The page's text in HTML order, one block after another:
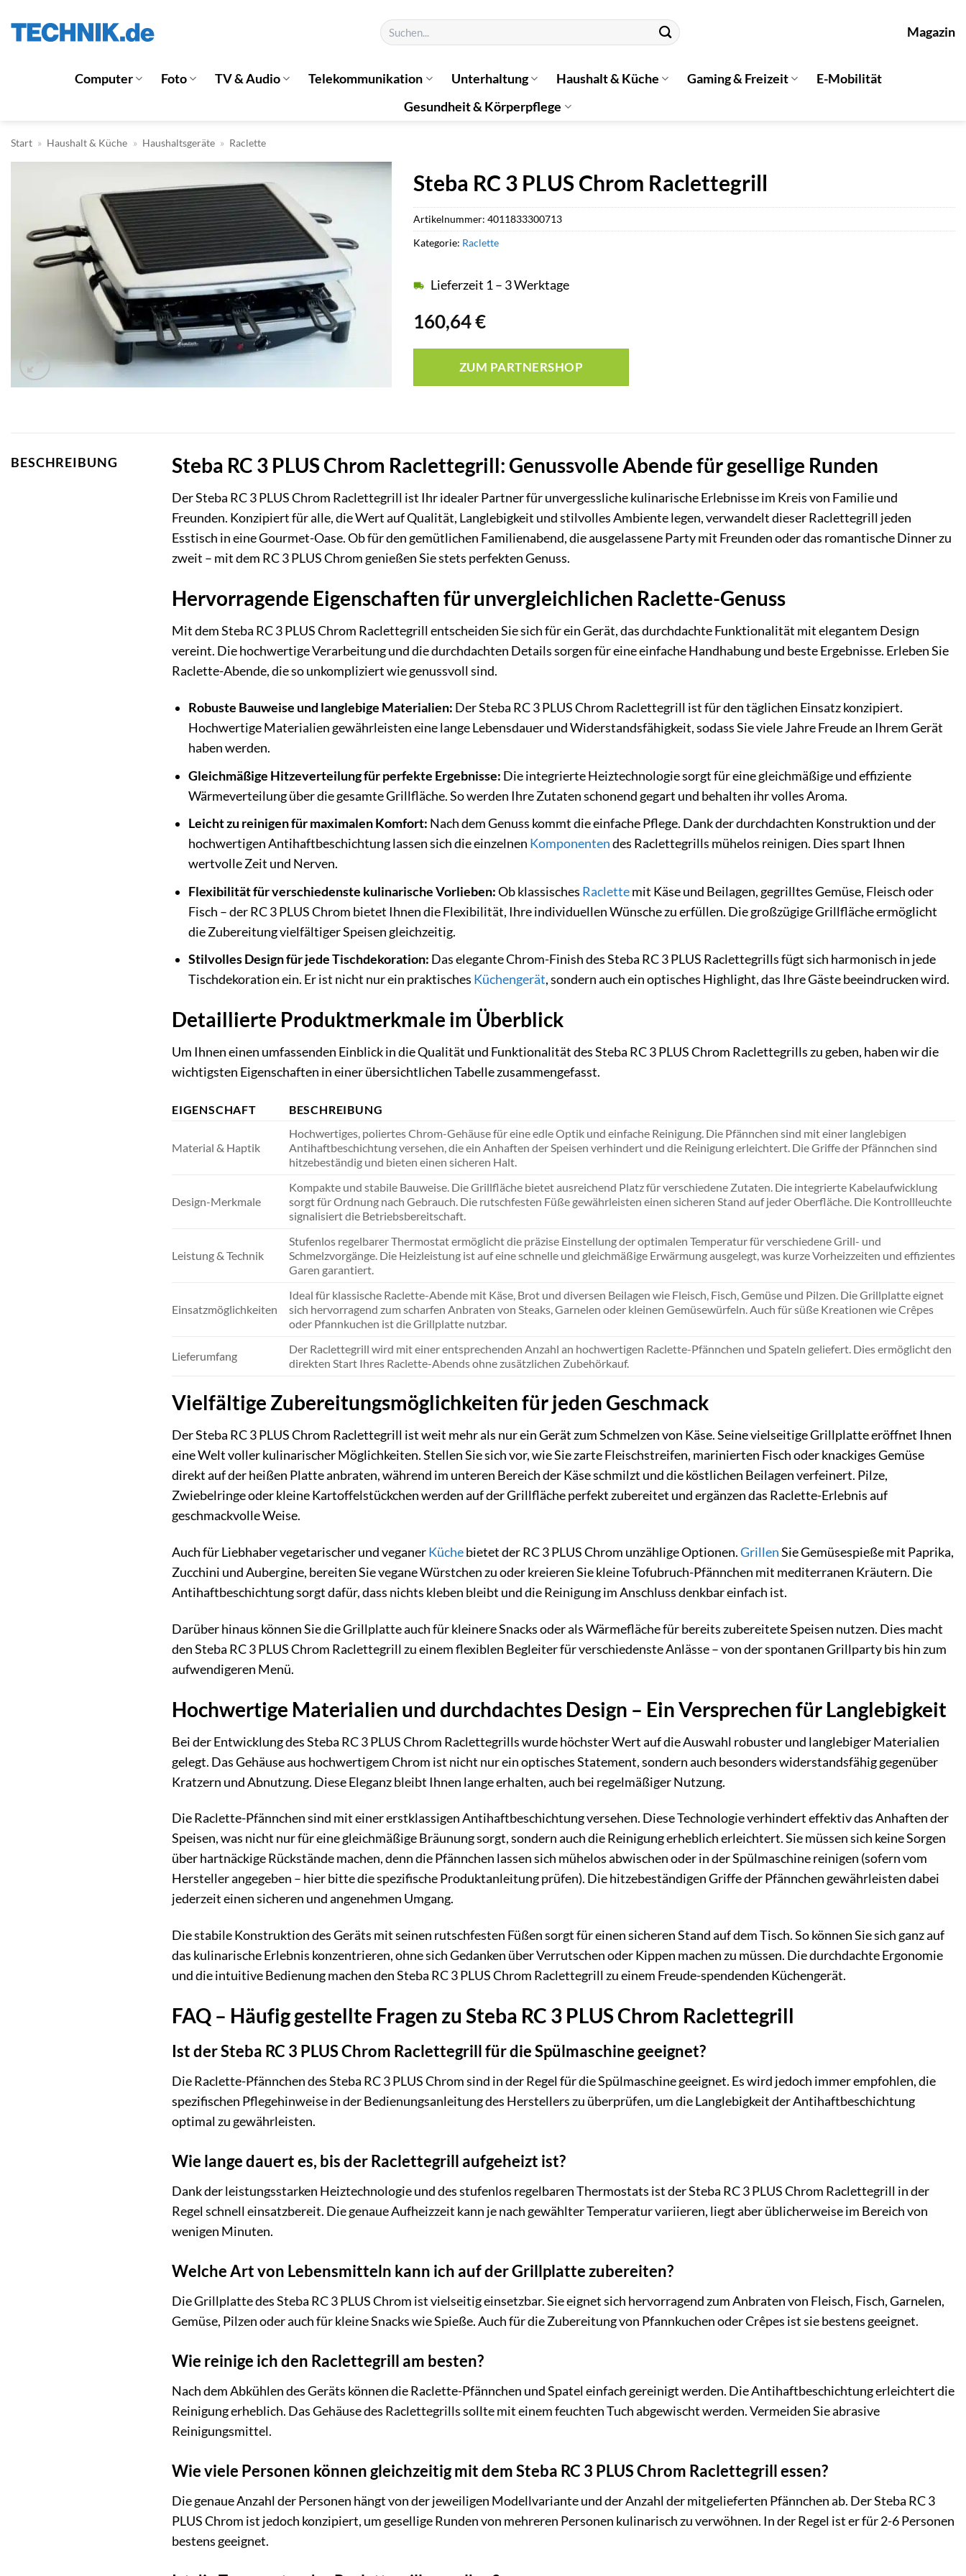
Inhalt
Suchen
nach:
Magazin
Computer Foto TV & Audio Telekommunikation Unterhaltung Haushalt & Küche Gaming & Freizeit
E-Mobilität
Gesundheit & Körperpflege
Start » Haushalt & Küche » Haushaltsgeräte » Raclette
Steba RC 3 PLUS Chrom Raclettegrill
160,64€
Lieferzeit 1 – 3 Werktage
ZUM PARTNERSHOP
Artikelnummer: 4011833300713
Kategorie: Raclette
BESCHREIBUNG Steba RC 3 PLUS Chrom Raclettegrill: Genussvolle Abende für gesellige Runden
Der Steba RC 3 PLUS Chrom Raclettegrill ist Ihr idealer Partner für unvergessliche kulinarische Erlebnisse im Kreis von Familie und
Freunden. Konzipiert für alle, die Wert auf Qualität, Langlebigkeit und stilvolles Ambiente legen, verwandelt dieser Raclettegrill jeden
Esstisch in eine Gourmet-Oase. Ob für den gemütlichen Familienabend, die ausgelassene Party mit Freunden oder das romantische Dinner zu
zweit – mit dem RC 3 PLUS Chrom genießen Sie stets perfekten Genuss.
Hervorragende Eigenschaften für unvergleichlichen Raclette-Genuss
Mit dem Steba RC 3 PLUS Chrom Raclettegrill entscheiden Sie sich für ein Gerät, das durchdachte Funktionalität mit elegantem Design
vereint. Die hochwertige Verarbeitung und die durchdachten Details sorgen für eine einfache Handhabung und beste Ergebnisse. Erleben Sie
Raclette-Abende, die so unkompliziert wie genussvoll sind.
Robuste Bauweise und langlebige Materialien: Der Steba RC 3 PLUS Chrom Raclettegrill ist für den täglichen Einsatz konzipiert.
Hochwertige Materialien gewährleisten eine lange Lebensdauer und Widerstandsfähigkeit, sodass Sie viele Jahre Freude an Ihrem Gerät
haben werden.
Gleichmäßige Hitzeverteilung für perfekte Ergebnisse: Die integrierte Heiztechnologie sorgt für eine gleichmäßige und effiziente
Wärmeverteilung über die gesamte Grillfläche. So werden Ihre Zutaten schonend gegart und behalten ihr volles Aroma.
Leicht zu reinigen für maximalen Komfort: Nach dem Genuss kommt die einfache Pflege. Dank der durchdachten Konstruktion und der
hochwertigen Antihaftbeschichtung lassen sich die einzelnen Komponentendes Raclettegrills mühelos reinigen. Dies spart Ihnen
wertvolle Zeit und Nerven.
Flexibilität für verschiedenste kulinarische Vorlieben:Ob klassisches Raclettemit Käse und Beilagen, gegrilltes Gemüse, Fleisch oder
Fisch – der RC 3 PLUS Chrom bietet Ihnen die Flexibilität, Ihre individuellen Wünsche zu erfüllen. Die großzügige Grillfläche ermöglicht
die Zubereitung vielfältiger Speisen gleichzeitig.
Stilvolles Design für jede Tischdekoration: Das elegante Chrom-Finish des Steba RC 3 PLUS Raclettegrills fügt sich harmonisch in jede
Tischdekoration ein. Er ist nicht nur ein praktisches Küchengerät, sondern auch ein optisches Highlight, das Ihre Gäste beeindrucken wird.
Detaillierte Produktmerkmale im Überblick
Um Ihnen einen umfassenden Einblick in die Qualität und Funktionalität des Steba RC 3 PLUS Chrom Raclettegrills zu geben, haben wir die
wichtigsten Eigenschaften in einer übersichtlichen Tabelle zusammengefasst.
EIGENSCHAFT BESCHREIBUNG
Material & Haptik
Hochwertiges, poliertes Chrom-Gehäuse für eine edle Optik und einfache Reinigung. Die Pfännchen sind mit einer langlebigen
Antihaftbeschichtung versehen, die ein Anhaften der Speisen verhindert und die Reinigung erleichtert. Die Griffe der Pfännchen sind
hitzebeständig und bieten einen sicheren Halt.
Design-Merkmale
Kompakte und stabile Bauweise. Die Grillfläche bietet ausreichend Platz für verschiedene Zutaten. Die integrierte Kabelaufwicklung
sorgt für Ordnung nach Gebrauch. Die rutschfesten Füße gewährleisten einen sicheren Stand auf jeder Oberfläche. Die Kontrollleuchte
signalisiert die Betriebsbereitschaft.
Leistung & Technik
Stufenlos regelbarer Thermostat ermöglicht die präzise Einstellung der optimalen Temperatur für verschiedene Grill- und
Schmelzvorgänge. Die Heizleistung ist auf eine schnelle und gleichmäßige Erwärmung ausgelegt, was kurze Vorheizzeiten und effizientes
Garen garantiert.
Einsatzmöglichkeiten
Ideal für klassische Raclette-Abende mit Käse, Brot und diversen Beilagen wie Fleisch, Fisch, Gemüse und Pilzen. Die Grillplatte eignet
sich hervorragend zum scharfen Anbraten von Steaks, Garnelen oder kleinen Gemüsewürfeln. Auch für süße Kreationen wie Crêpes
oder Pfannkuchen ist die Grillplatte nutzbar.
Lieferumfang
Der Raclettegrill wird mit einer entsprechenden Anzahl an hochwertigen Raclette-Pfännchen und Spateln geliefert. Dies ermöglicht den
direkten Start Ihres Raclette-Abends ohne zusätzlichen Zubehörkauf.
Vielfältige Zubereitungsmöglichkeiten für jeden Geschmack
Der Steba RC 3 PLUS Chrom Raclettegrill ist weit mehr als nur ein Gerät zum Schmelzen von Käse. Seine vielseitige Grillplatte eröffnet Ihnen
eine Welt voller kulinarischer Möglichkeiten. Stellen Sie sich vor, wie Sie zarte Fleischstreifen, marinierten Fisch oder knackiges Gemüse
direkt auf der heißen Platte anbraten, während im unteren Bereich der Käse schmilzt und die köstlichen Beilagen verfeinert. Pilze,
Zwiebelringe oder kleine Kartoffelstückchen werden auf der Grillfläche perfekt zubereitet und ergänzen das Raclette-Erlebnis auf
geschmackvolle Weise.
Auch für Liebhaber vegetarischer und veganerKüchebietet der RC 3 PLUS Chrom unzählige Optionen.GrillenSie Gemüsespieße mit Paprika,
Zucchini und Aubergine, bereiten Sie vegane Würstchen zu oder kreieren Sie kleine Tofubruch-Pfännchen mit mediterranen Kräutern. Die
Antihaftbeschichtung sorgt dafür, dass nichts kleben bleibt und die Reinigung im Anschluss denkbar einfach ist.
Darüber hinaus können Sie die Grillplatte auch für kleinere Snacks oder als Wärmefläche für bereits zubereitete Speisen nutzen. Dies macht
den Steba RC 3 PLUS Chrom Raclettegrill zu einem flexiblen Begleiter für verschiedenste Anlässe – von der spontanen Grillparty bis hin zum
aufwendigeren Menü.
Hochwertige Materialien und durchdachtes Design – Ein Versprechen für Langlebigkeit
Bei der Entwicklung des Steba RC 3 PLUS Chrom Raclettegrills wurde höchster Wert auf die Auswahl robuster und langlebiger Materialien
gelegt. Das Gehäuse aus hochwertigem Chrom ist nicht nur ein optisches Statement, sondern auch besonders widerstandsfähig gegenüber
Kratzern und Abnutzung. Diese Eleganz bleibt Ihnen lange erhalten, auch bei regelmäßiger Nutzung.
Die Raclette-Pfännchen sind mit einer erstklassigen Antihaftbeschichtung versehen. Diese Technologie verhindert effektiv das Anhaften der
Speisen, was nicht nur für eine gleichmäßige Bräunung sorgt, sondern auch die Reinigung erheblich erleichtert. Sie müssen sich keine Sorgen
über hartnäckige Rückstände machen, denn die Pfännchen lassen sich mühelos abwischen oder in der Spülmaschine reinigen (sofern vom
Hersteller angegeben – hier bitte die spezifische Produktanleitung prüfen). Die hitzebeständigen Griffe der Pfännchen gewährleisten dabei
jederzeit einen sicheren und angenehmen Umgang.
Die stabile Konstruktion des Geräts mit seinen rutschfesten Füßen sorgt für einen sicheren Stand auf dem Tisch. So können Sie sich ganz auf
das kulinarische Erlebnis konzentrieren, ohne sich Gedanken über Verrutschen oder Kippen machen zu müssen. Die durchdachte Ergonomie
und die intuitive Bedienung machen den Steba RC 3 PLUS Chrom Raclettegrill zu einem Freude-spendenden Küchengerät.
FAQ – Häufig gestellte Fragen zu Steba RC 3 PLUS Chrom Raclettegrill
Ist der Steba RC 3 PLUS Chrom Raclettegrill für die Spülmaschine geeignet?
Die Raclette-Pfännchen des Steba RC 3 PLUS Chrom sind in der Regel für die Spülmaschine geeignet. Es wird jedoch immer empfohlen, die
spezifischen Pflegehinweise in der Bedienungsanleitung des Herstellers zu überprüfen, um die Langlebigkeit der Antihaftbeschichtung
optimal zu gewährleisten.
Wie lange dauert es, bis der Raclettegrill aufgeheizt ist?
Dank der leistungsstarken Heiztechnologie und des stufenlos regelbaren Thermostats ist der Steba RC 3 PLUS Chrom Raclettegrill in der
Regel schnell einsatzbereit. Die genaue Aufheizzeit kann je nach gewählter Temperatur variieren, liegt aber üblicherweise im Bereich von
wenigen Minuten.
Welche Art von Lebensmitteln kann ich auf der Grillplatte zubereiten?
Die Grillplatte des Steba RC 3 PLUS Chrom ist vielseitig einsetzbar. Sie eignet sich hervorragend zum Anbraten von Fleisch, Fisch, Garnelen,
Gemüse, Pilzen oder auch für kleine Snacks wie Spieße. Auch für die Zubereitung von Pfannkuchen oder Crêpes ist sie bestens geeignet.
Wie reinige ich den Raclettegrill am besten?
Nach dem Abkühlen des Geräts können die Raclette-Pfännchen und Spatel einfach gereinigt werden. Die Antihaftbeschichtung erleichtert die
Reinigung erheblich. Das Gehäuse des Raclettegrills sollte mit einem feuchten Tuch abgewischt werden. Vermeiden Sie abrasive
Reinigungsmittel.
Wie viele Personen können gleichzeitig mit dem Steba RC 3 PLUS Chrom Raclettegrill essen?
Die genaue Anzahl der Personen hängt von der jeweiligen Modellvariante und der Anzahl der mitgelieferten Pfännchen ab. Der Steba RC 3
PLUS Chrom ist jedoch konzipiert, um gesellige Runden von mehreren Personen kulinarisch zu verwöhnen. In der Regel ist er für 2-6 Personen
bestens geeignet.